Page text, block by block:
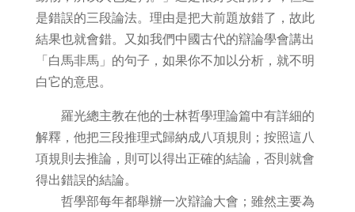
是錯誤的三段論法。理由是把大前題放錯了，故此
結果也就會錯。又如我們中國古代的辯論學會講出
「白馬非馬」的句子，如果你不加以分析，就不明
白它的意思。
羅光總主教在他的士林哲學理論篇中有詳細的
解釋，他把三段推理式歸納成八項規則；按照這八
項規則去推論，則可以得出正確的結論，否則就會
得出錯誤的結論。
哲學部每年都舉辦一次辯論大會；雖然主要為